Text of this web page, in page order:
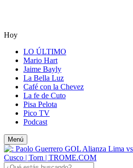
Hoy
LO ÚLTIMO
Mario Hart
Jaime Bayly
La Bella Luz
Café con la Chevez
La fe de Cuto
Pisa Pelota
Pico TV
Podcast
Menú